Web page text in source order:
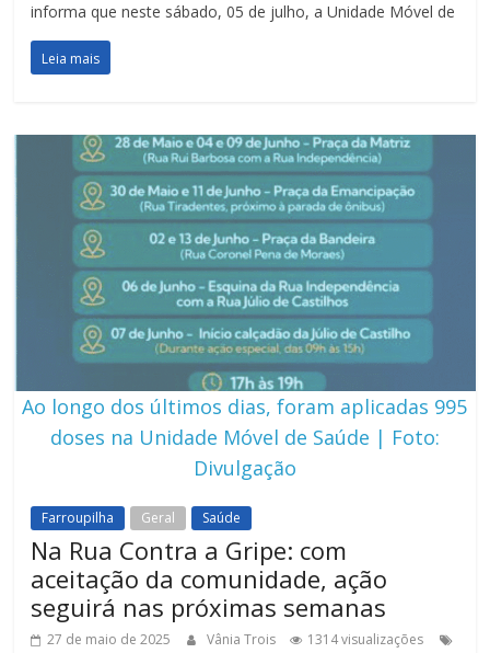
informa que neste sábado, 05 de julho, a Unidade Móvel de
Leia mais
Ao longo dos últimos dias, foram aplicadas 995
doses na Unidade Móvel de Saúde | Foto:
Divulgação
Farroupilha Geral Saúde
Na Rua Contra a Gripe: com
aceitação da comunidade, ação
seguirá nas próximas semanas
27 de maio de 2025 Vânia Trois
1314 visualizações